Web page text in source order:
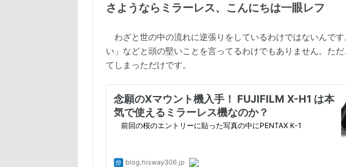
さようならミラーレス、こんにちは一眼レフ
わざと世の中の流れに逆張りをしているわけではないんで
い」などと頭の堅いことを言ってるわけでもありません。た
てしまっただけです。